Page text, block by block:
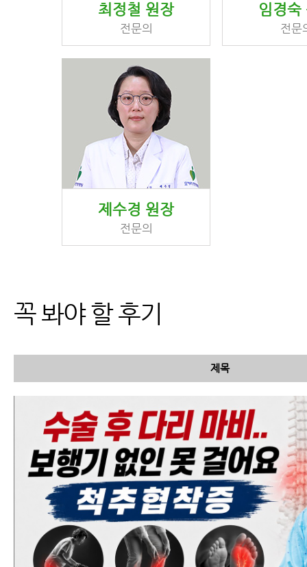
최정철 원장
전문의
임경숙
전문
제수경 원장
전문의
꼭 봐야 할 후기
제목